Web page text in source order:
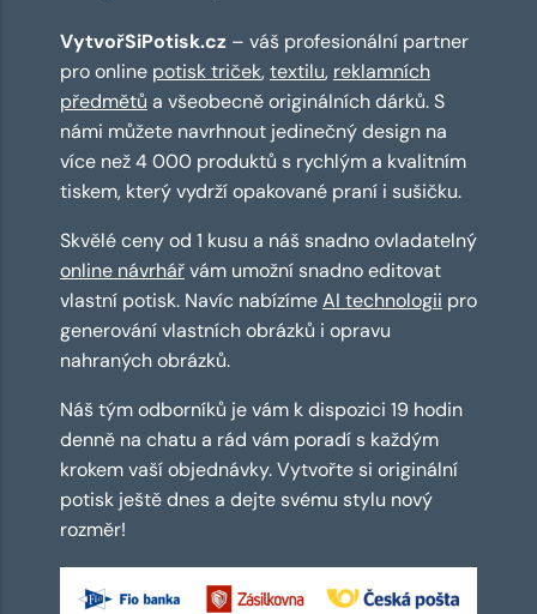
VytvořSiPotisk.cz – váš profesionální partner
pro online potisk triček,textilu, reklamních
předmětů a všeobecně originálních dárků. S
námi můžete navrhnout jedinečný design na
více než 4 000 produktů s rychlým a kvalitním
tiskem, který vydrží opakované praní i sušičku.
Skvělé ceny od 1 kusu a náš snadno ovladatelný
online návrhářvám umožní snadno editovat
vlastní potisk. Navíc nabízímeAI technologii pro
generování vlastních obrázků i opravu
nahraných obrázků.
Náš tým odborníků je vám k dispozici 19 hodin
denně na chatu a rád vám poradí s každým
krokem vaší objednávky. Vytvořte si originální
potisk ještě dnes a dejte svému stylu nový
rozměr!